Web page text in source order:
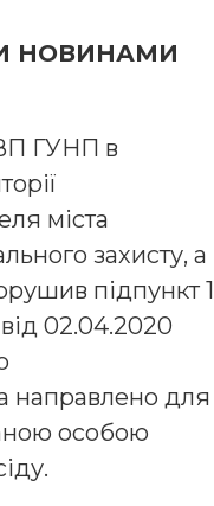
НОВИНАМИ
ГУНП в
міста
захисту, а
підпункт 1
02.04.2020
направлено для
особою